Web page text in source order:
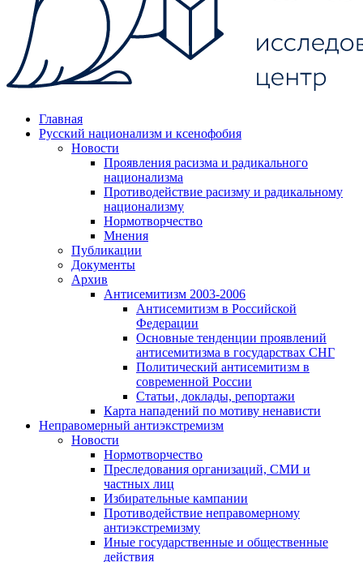
Главная
Русский национализм и ксенофобия
Новости
Проявления расизма и радикального
национализма
Противодействие расизму и радикальному
национализму
Нормотворчество
Мнения
Публикации
Документы
Архив
Антисемитизм 2003-2006
Антисемитизм в Российской
Федерации
Основные тенденции проявлений
антисемитизма в государствах СНГ
Политический антисемитизм в
современной России
Статьи, доклады, репортажи
Карта нападений по мотиву ненависти
Неправомерный антиэкстремизм
Новости
Нормотворчество
Преследования организаций, СМИ и
частных лиц
Избирательные кампании
Противодействие неправомерному
антиэкстремизму
Иные государственные и общественные
действия